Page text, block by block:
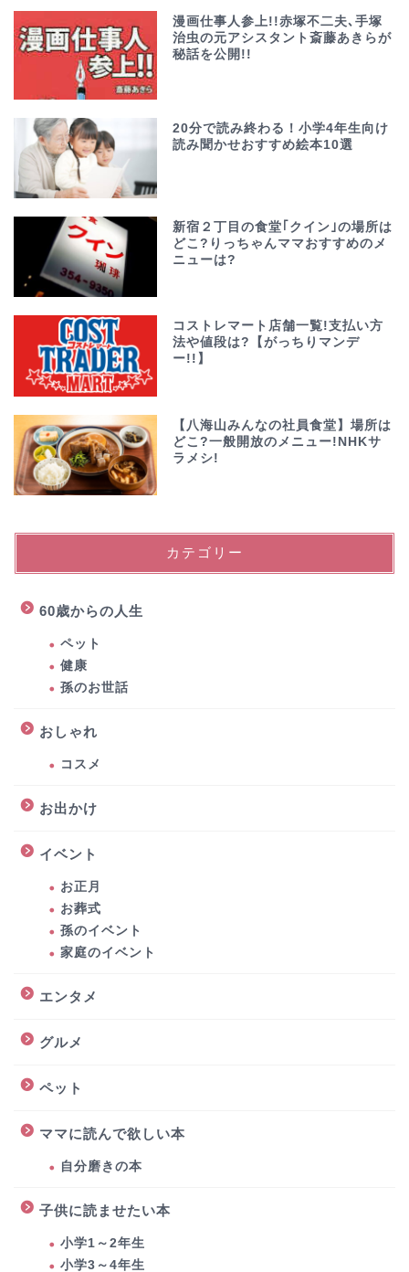
漫画仕事人参上!!赤塚不二夫､手塚
治虫の元アシスタント斎藤あきらが
秘話を公開!!
20分で読み終わる！小学4年生向け
読み聞かせおすすめ絵本10選
新宿２丁目の食堂｢クイン｣の場所は
どこ?りっちゃんママおすすめのメ
ニューは?
コストレマート店舗一覧!支払い方
法や値段は?【がっちりマンデ
ー!!】
【八海山みんなの社員食堂】場所は
どこ?一般開放のメニュー!NHKサ
ラメシ!
カテゴリー
60歳からの人生
ペット
健康
孫のお世話
おしゃれ
コスメ
お出かけ
イベント
お正月
お葬式
孫のイベント
家庭のイベント
エンタメ
グルメ
ペット
ママに読んで欲しい本
自分磨きの本
子供に読ませたい本
小学1～2年生
小学3～4年生